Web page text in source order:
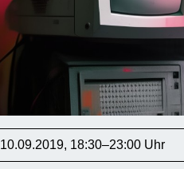
10.09.2019, 18:30–23:00 Uhr